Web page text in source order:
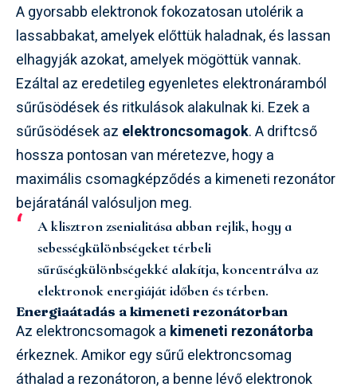
A gyorsabb elektronok fokozatosan utolérik a
lassabbakat, amelyek előttük haladnak, és lassan
elhagyják azokat, amelyek mögöttük vannak.
Ezáltal az eredetileg egyenletes elektronáramból
sűrűsödések és ritkulások alakulnak ki. Ezek a
sűrűsödések az elektroncsomagok. A driftcső
hossza pontosan van méretezve, hogy a
maximális csomagképződés a kimeneti rezonátor
bejáratánál valósuljon meg.
A klisztron zsenialitása abban rejlik, hogy a
sebességkülönbségeket térbeli
sűrűségkülönbségekké alakítja, koncentrálva az
elektronok energiáját időben és térben.
Energiaátadás a kimeneti rezonátorban
Az elektroncsomagok a kimeneti rezonátorba
érkeznek. Amikor egy sűrű elektroncsomag
áthalad a rezonátoron, a benne lévő elektronok